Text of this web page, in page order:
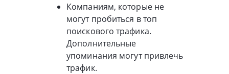
Компаниям, которые не
могут пробиться в топ
поискового трафика.
Дополнительные
упоминания могут привлечь
трафик.